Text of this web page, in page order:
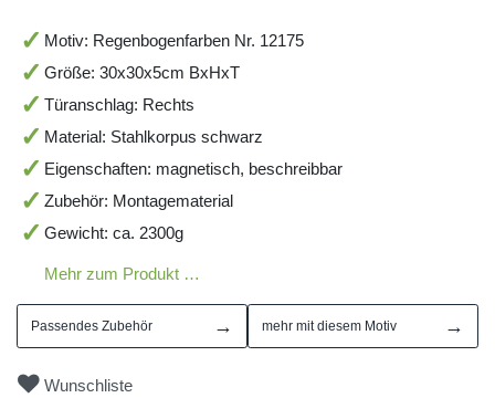
Motiv: Regenbogenfarben Nr. 12175
Größe: 30x30x5cm BxHxT
Türanschlag: Rechts
Material: Stahlkorpus schwarz
Eigenschaften: magnetisch, beschreibbar
Zubehör: Montagematerial
Gewicht: ca. 2300g
Mehr zum Produkt …
Passendes Zubehör → mehr mit diesem Motiv →
Wunschliste